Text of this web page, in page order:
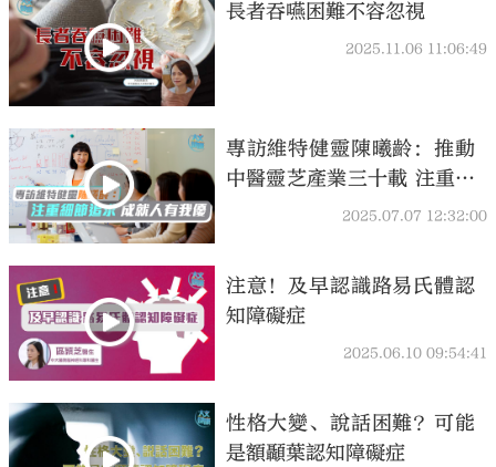
長者吞嚥困難不容忽視
2025.11.06 11:06:49
專訪維特健靈陳曦齡：推動
中醫靈芝產業三十載 注重細
節追求 成就人有我優2025.07.07 12:32:00
注意！及早認識路易氏體認
知障礙症
2025.06.10 09:54:41
性格大變、說話困難？可能
是額顳葉認知障礙症